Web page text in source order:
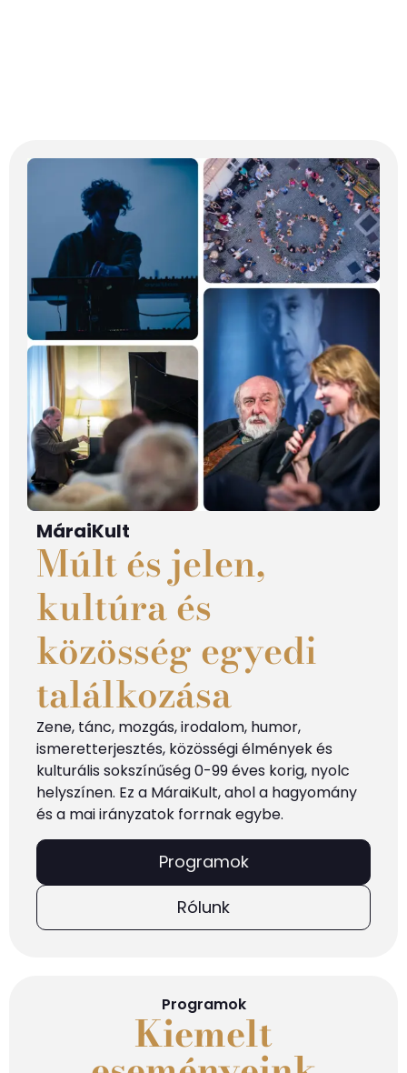
MáraiKult
Múlt és jelen,
kultúra és
közösség egyedi
találkozása
Zene, tánc, mozgás, irodalom, humor,
ismeretterjesztés, közösségi élmények és
kulturális sokszínűség 0-99 éves korig, nyolc
helyszínen. Ez a MáraiKult, ahol a hagyomány
és a maiirányzatok forrnak egybe.
Programok
Rólunk
Programok
Kiemelt